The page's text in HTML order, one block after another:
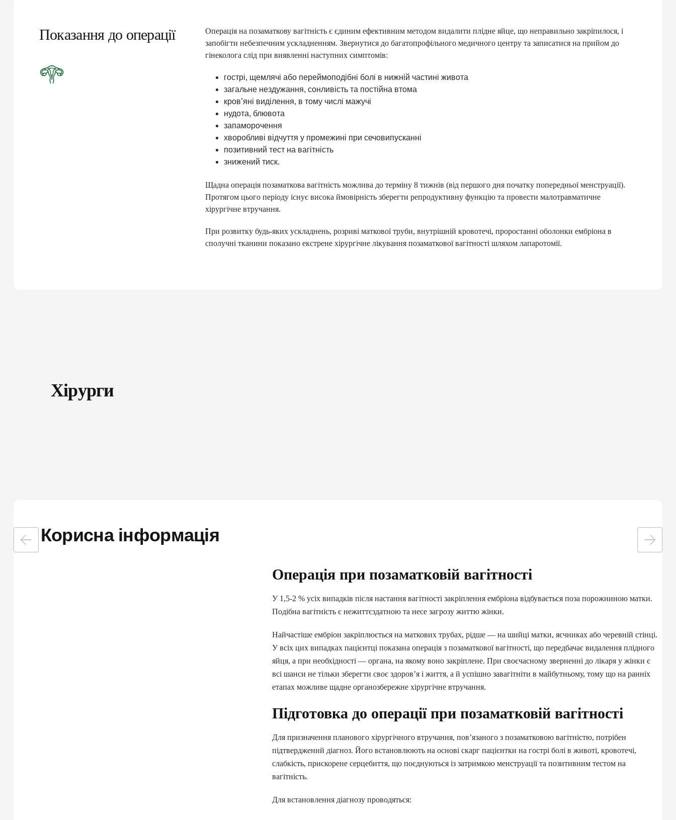
Показання до операції
Операція на позаматкову вагітність є єдиним ефективним методом видалити плідне яйце, що неправильно закріпилося, і
запобігти небезпечним ускладненням. Звернутися до багатопрофільного медичного центру та записатися на прийом до
гінеколога слід при виявленні наступних симптомів:
гострі, щемлячі або переймоподібні болі в нижній частині живота
загальне нездужання, сонливість та постійна втома
кров’яні виділення, в тому числі мажучі
нудота, блювота
запаморочення
хворобливі відчуття у промежині при сечовипусканні
позитивний тест на вагітність
знижений тиск.
Щадна операція позаматкова вагітність можлива до терміну 8 тижнів (від першого дня початку попередньої менструації).
Протягом цього періоду існує висока ймовірність зберегти репродуктивну функцію та провести малотравматичне
хірургічне втручання.
При розвитку будь-яких ускладнень, розриві маткової труби, внутрішній кровотечі, проростанні оболонки ембріона в
сполучні тканини показано екстрене хірургічне лікування позаматкової вагітності шляхом лапаротомії.
Хірурги
Корисна інформація
Операція при позаматковій вагітності
У 1,5-2 % усіх випадків після настання вагітності закріплення ембріона відбувається поза порожниною матки.
Подібна вагітність є нежиттєздатною та несе загрозу життю жінки.
Найчастіше ембріон закріплюється на маткових трубах, рідше — на шийці матки, яєчниках або черевній стінці.
У всіх цих випадках пацієнтці показана операція з позаматкової вагітності, що передбачає видалення плідного
яйця, а при необхідності — органа, на якому воно закріплене. При своєчасному зверненні до лікаря у жінки є
всі шанси не тільки зберегти своє здоров’я і життя, а й успішно завагітніти в майбутньому, тому що на ранніх
етапах можливе щадне органозбережне хірургічне втручання.
Підготовка до операції при позаматковій вагітності
Для призначення планового хірургічного втручання, пов’язаного з позаматковою вагітністю, потрібен
підтверджений діагноз. Його встановлюють на основі скарг пацієнтки на гострі болі в животі, кровотечі,
слабкість, прискорене серцебиття, що поєднуються із затримкою менструації та позитивним тестом на
вагітність.
Для встановлення діагнозу проводяться:
базові аналізи
довідки та лікарняні
ПІДПИСАТИ ДЕКЛАРАЦІЮ ОНЛАЙН